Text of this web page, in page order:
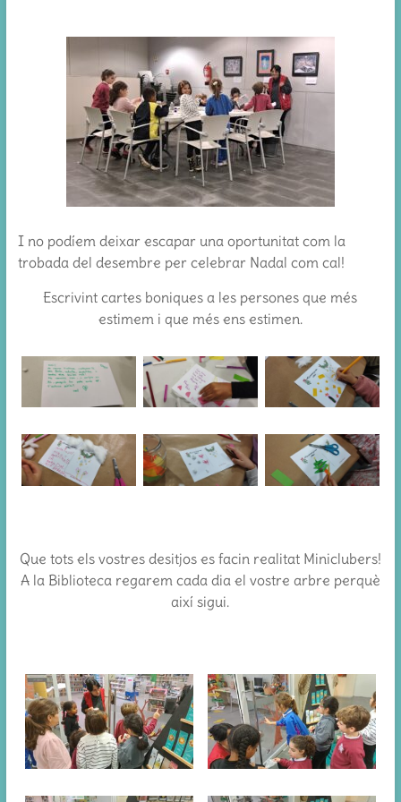
I no podíem deixar escapar una oportunitat com la
trobada del desembre per celebrar Nadal com cal!
Escrivint cartes boniques a les persones que més
estimem i que més ens estimen.
Que tots els vostres desitjos es facin realitat Miniclubers!
A la Biblioteca regarem cada dia el vostre arbre perquè
així sigui.